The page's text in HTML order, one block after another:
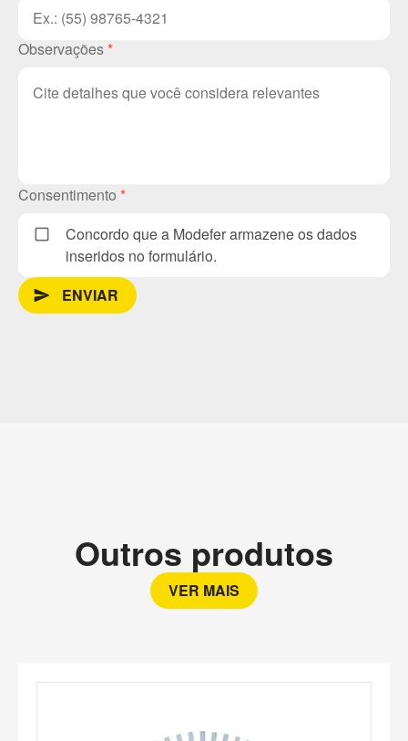
Observações *
Consentimento *
Concordo que a Modefer armazene os dados
inseridos no formulário.
send_messageENVIAR
Outros produtos
VER MAIS